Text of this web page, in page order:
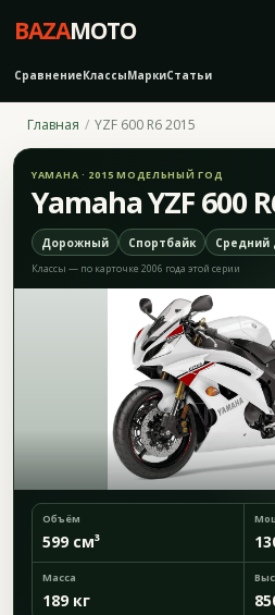
BAZAMOTO
СравнениеКлассыМаркиСтатьи
Главная YZF 600 R6 2015
YAMAHA · 2015 МОДЕЛЬНЫЙ ГОД
Yamaha YZF 600
Дорожный Спортбайк Средний
Классы — по карточке 2006 года этой серии
Объём
599 см³
Масса
189 кг